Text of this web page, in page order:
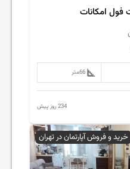
66متر
234 روز پیش
خرید و فروش آپارتمان در تهران